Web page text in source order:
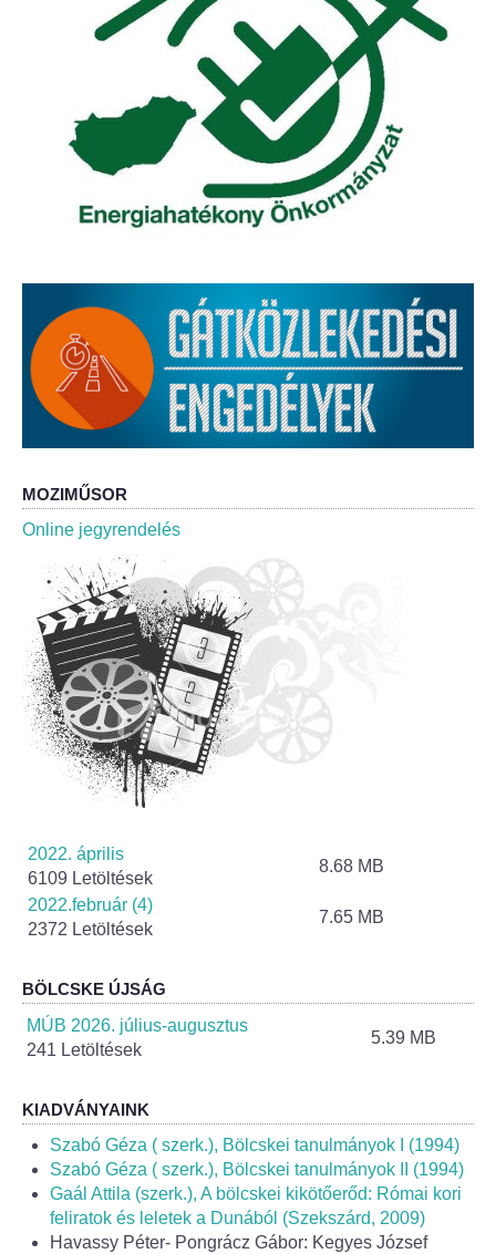
ÖNKORMÁNYZAT
Képviselő-testület
Képviselő-testületi ülések
Bizottságok
Bizottsági ülések
A helyi választási bizottság
A helyi választási bizottság határozatai
Roma Nemzetiségi Önkormányzat
Roma Nemzetiségi Önkormányzat ülések
Rendeletek
Polgármesteri normatív határozatok
Önkormányzati támogatások
Szabályzatok
Pályázatok
Szerződések
Helyi Esélyegyenlőség Program
Alapítványok
Helyi Építési Szabályzat
INTÉZMÉNYEK
Bölcskei Mesevár Óvoda és Bölcsőde
MOZIMŰSOR
Online jegyrendelés
2022. április
6109 Letöltések
8.68 MB
2022.február (4)
2372 Letöltések
7.65 MB
BÖLCSKE ÚJSÁG
MÚB 2026. július-augusztus
241 Letöltések
5.39 MB
KIADVÁNYAINK
Szabó Géza ( szerk.), Bölcskei tanulmányok I (1994)
Szabó Géza ( szerk.), Bölcskei tanulmányok II (1994)
Gaál Attila (szerk.), A bölcskei kikötőerőd: Római kori
feliratok és leletek a Dunából (Szekszárd, 2009)
Havassy Péter- Pongrácz Gábor: Kegyes József